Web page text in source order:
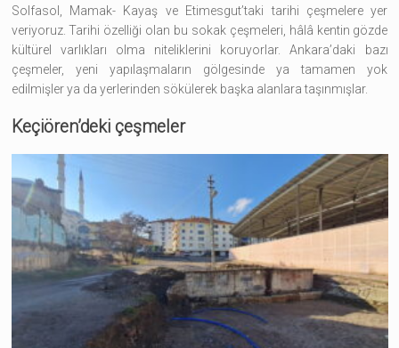
Solfasol, Mamak- Kayaş ve Etimesgut’taki tarihi çeşmelere yer
veriyoruz. Tarihi özelliği olan bu sokak çeşmeleri, hâlâ kentin gözde
kültürel varlıkları olma niteliklerini koruyorlar. Ankara’daki bazı
çeşmeler, yeni yapılaşmaların gölgesinde ya tamamen yok
edilmişler ya da yerlerinden sökülerek başka alanlara taşınmışlar.
Keçiören’deki çeşmeler